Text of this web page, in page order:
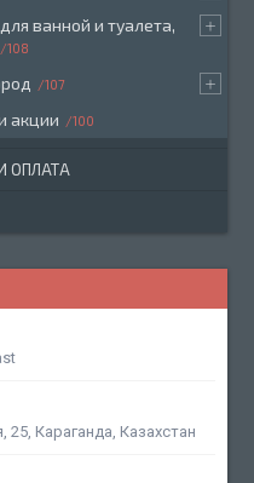
ванной и туалета,
108
107
акции 100
ОПЛАТА
25, Караганда, Казахстан